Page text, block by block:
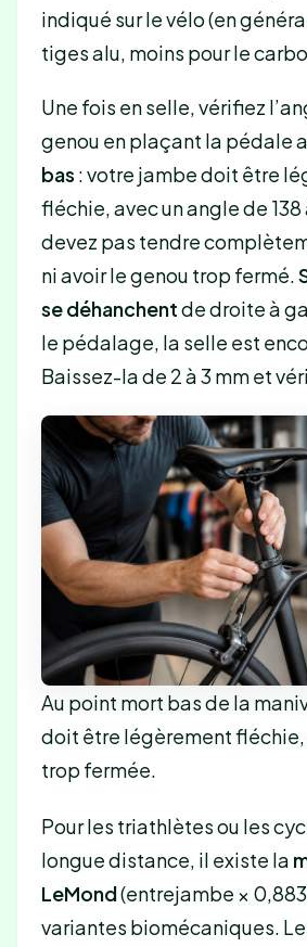
indiqué sur le vélo (en
tiges alu, moins pour le
Une fois en selle, vérifiez
genou en plaçant la pédale
bas : votre jambe doit être
fléchie, avec un angle de 138
devez pas tendre
ni avoir le genou trop fermé.
se déhanchentde droite à
le pédalage, la selle est
Baissez-la de 2 à 3 mm et
Au point mort bas de la
doit être légèrement fléchie,
trop fermée.
Pour les triathlètes ou les
longue distance, il existe la
LeMond(entrejambe ×
variantes biomécaniques.